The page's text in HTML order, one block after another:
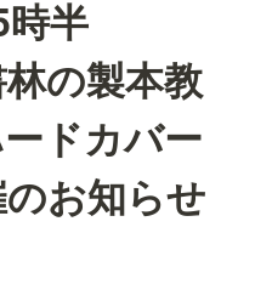
時半
林の製本教
ドカバー
お知らせ